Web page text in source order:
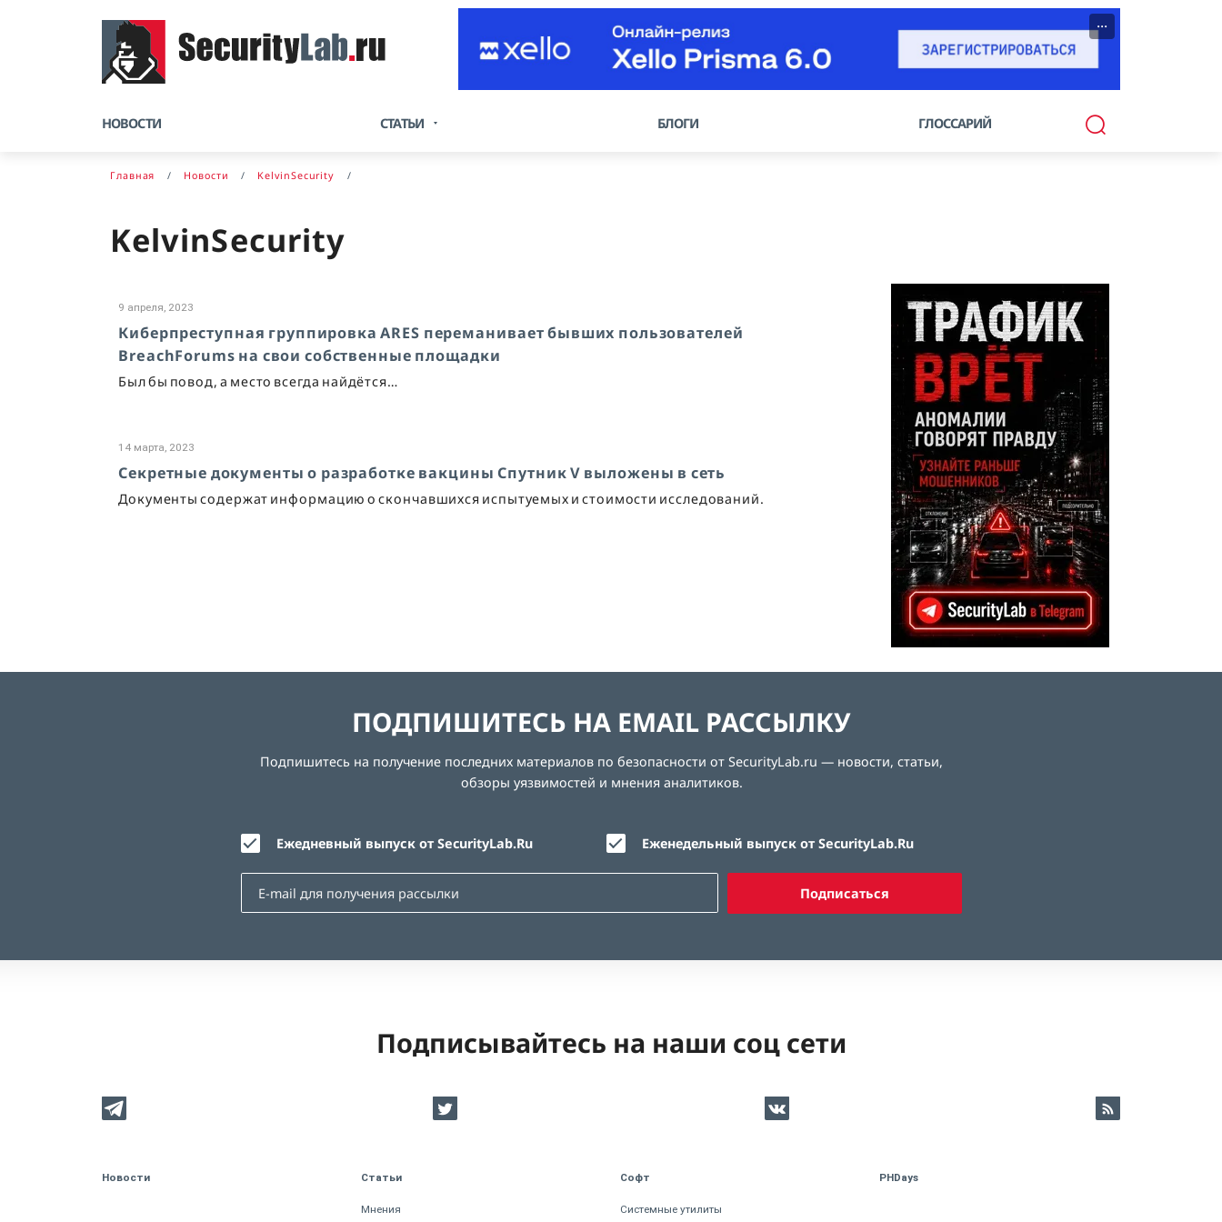
···
НОВОСТИ СТАТЬИ БЛОГИ ГЛОССАРИЙ
Главная Новости KelvinSecurity
KelvinSecurity
9 апреля, 2023
Киберпреступная группировка ARES переманивает бывших пользователей
BreachForums на свои собственные площадки
Был бы повод, а место всегда найдётся…
14 марта, 2023
Секретные документы о разработке вакцины Спутник V выложены в сеть
Документы содержат информацию о скончавшихся испытуемых и стоимости исследований.
ПОДПИШИТЕСЬ НА EMAIL РАССЫЛКУ
Подпишитесь на получение последних материалов по безопасности от SecurityLab.ru — новости, статьи,
обзоры уязвимостей и мнения аналитиков.
Ежедневный выпуск от SecurityLab.Ru Еженедельный выпуск от SecurityLab.Ru
Подписаться
Подписывайтесь на наши соц сети
Новости Статьи
Мнения
Софт
Системные утилиты
PHDays